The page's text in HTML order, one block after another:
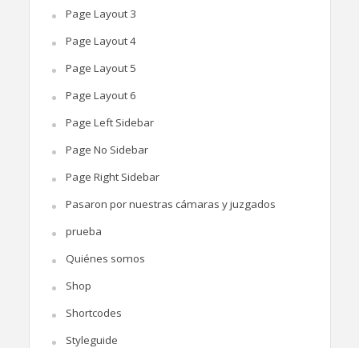
Page Layout 3
Page Layout 4
Page Layout 5
Page Layout 6
Page Left Sidebar
Page No Sidebar
Page Right Sidebar
Pasaron por nuestras cámaras y juzgados
prueba
Quiénes somos
Shop
Shortcodes
Styleguide